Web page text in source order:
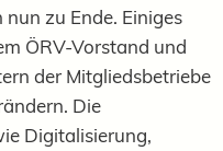
zu Ende. Einiges
ÖRV-Vorstand und
der Mitgliedsbetriebe
Die
Digitalisierung,